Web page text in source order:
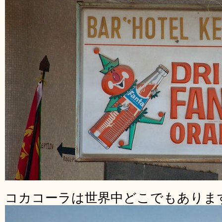
コカコーラは世界中どこでもありま